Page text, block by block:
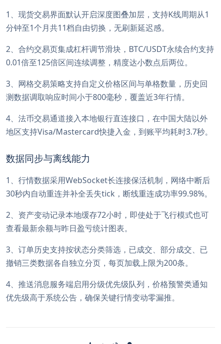
1、现货交易界面默认开启深度图叠加层，支持K线周期从1
分钟至1个月共11档自由切换，无刷新延迟感。
2、合约交易页集成杠杆调节滑块，BTC/USDT永续合约支持
0.01倍至125倍区间连续调整，精度达小数点后两位。
3、网格交易策略支持自定义价格区间与单格数量，历史回
测数据调取响应时间小于800毫秒，覆盖近3年行情。
4、法币交易通道接入本地银行直连接口，在中国大陆以外
地区支持Visa/Mastercard快捷入金，到账平均耗时3.7秒。
数据同步与离线能力
1、行情数据采用WebSocket长连接保活机制，网络中断后
30秒内自动重连并补全丢失tick，断线重连成功率99.98%。
2、资产变动记录本地缓存72小时，即使处于飞行模式也可
查看最新余额与昨日盈亏统计图表。
3、订单历史支持按状态分类筛选，已成交、部分成交、已
撤销三类数据各自独立分页，每页加载上限为200条。
4、推送消息服务端启用分级优先级队列，价格预警类通知
优先级高于系统公告，确保关键行情变动零漏推。